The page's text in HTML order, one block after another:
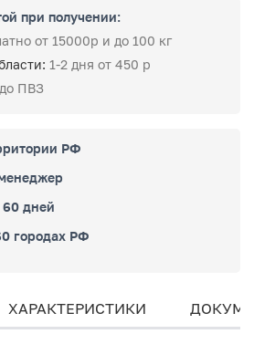
при получении:
от 15000р и до 100 кг
1-2 дня от 450 р
ПВЗ
РФ
60 дней
городах РФ
ХАРАКТЕРИСТИКИ